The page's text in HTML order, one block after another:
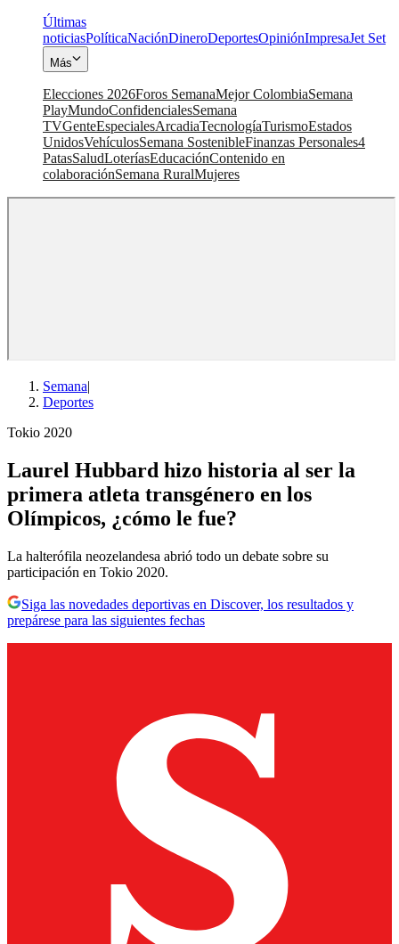
Últimas
noticiasPolíticaNaciónDineroDeportesOpiniónImpresaJet Set
Más
Elecciones 2026Foros SemanaMejor ColombiaSemana
PlayMundoConfidencialesSemana
TVGenteEspecialesArcadiaTecnologíaTurismoEstados
UnidosVehículosSemana SostenibleFinanzas Personales4
PatasSaludLoteríasEducaciónContenido en
colaboraciónSemana RuralMujeres
Semana|
Deportes
Tokio 2020
Laurel Hubbard hizo historia al ser la
primera atleta transgénero en los
Olímpicos, ¿cómo le fue?
La halterófila neozelandesa abrió todo un debate sobre su
participación en Tokio 2020.
Siga las novedades deportivas en Discover, los resultados y
prepárese para las siguientes fechas